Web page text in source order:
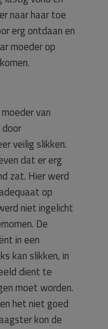
naar haar toe
erg ontdaan en
moeder op
van
veilig slikken.
dat er erg
zat. Hier werd
op
niet ingelicht
De
in een
kan slikken, in
dient te
moet worden.
het niet goed
kon de